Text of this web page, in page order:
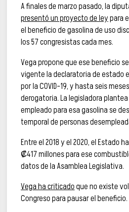
A finales de marzo pasado, la
presentó un proyecto de leypara
el beneficio de gasolina de uso
los 57 congresistas cada mes.
Vega propone que ese beneficio
vigente la declaratoria de estado
por la COVID-19, y hasta seis
derogatoria. La legisladora
empleado para esa gasolina se
temporal de personas
Entre el 2018 y el 2020, el Estado
₡417 millones para ese
datos de la Asamblea Legislativa.
Vega ha criticadoque no existe
Congreso para pausar el beneficio.